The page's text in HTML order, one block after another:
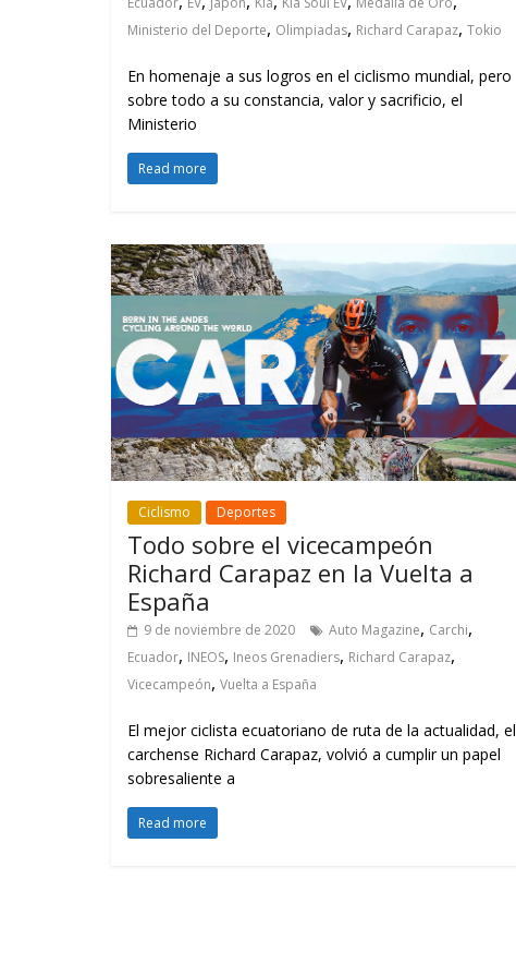
Ministerio del Deporte, Olimpiadas, Richard Carapaz, Tokio
En homenaje a sus logros en el ciclismo mundial, pero
sobre todo a su constancia, valor y sacrificio, el
Ministerio
Read more
Ciclismo Deportes
Todo sobre el vicecampeón
Richard Carapaz en la Vuelta a
España
9 de noviembre de 2020 Auto Magazine, Carchi,
Ecuador, INEOS, Ineos Grenadiers, Richard Carapaz,
Vicecampeón, Vuelta a España
El mejor ciclista ecuatoriano de ruta de la actualidad, el
carchense Richard Carapaz, volvió a cumplir un papel
sobresaliente a
Read more